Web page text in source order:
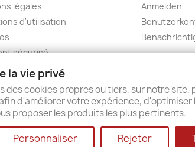
légales
d'utilisation
sécurisé
Anmelden
© 2026 - Shop-Software von
la vie privé
des cookies propres ou tiers, sur notre
d'améliorer votre expérience,
proposer les produits les plus pertinents.
Personnaliser Rejeter